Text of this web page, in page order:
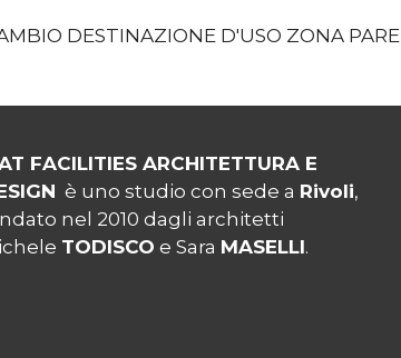
FACILITIES ARCHITETTURA E
è uno studio con sede a Rivoli,
nel 2010 dagli architetti
TODISCO e Sara MASELLI.